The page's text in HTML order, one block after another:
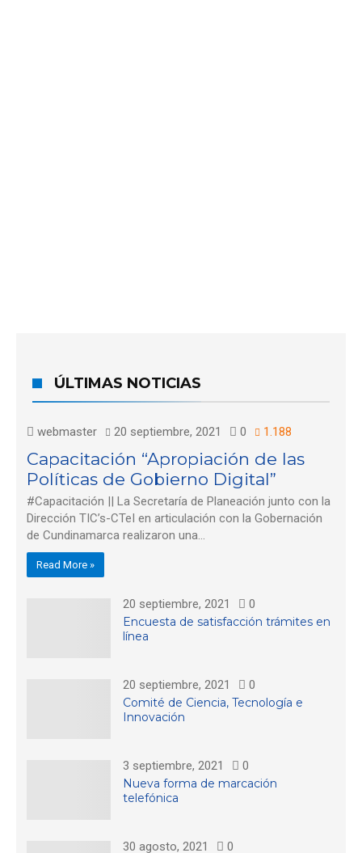
ÚLTIMAS NOTICIAS
webmaster 20 septiembre, 2021 0 1.188
Capacitación “Apropiación de las
Políticas de Gobierno Digital”
#Capacitación || La Secretaría de Planeación junto con la
Dirección TIC’s-CTeI en articulación con la Gobernación
de Cundinamarca realizaron una…
Read More »
20 septiembre, 2021
0
Encuesta de satisfacción trámites en
línea
20 septiembre, 2021
0
Comité de Ciencia, Tecnología e
Innovación
3 septiembre, 2021
0
Nueva forma de marcación
telefónica
30 agosto, 2021
0